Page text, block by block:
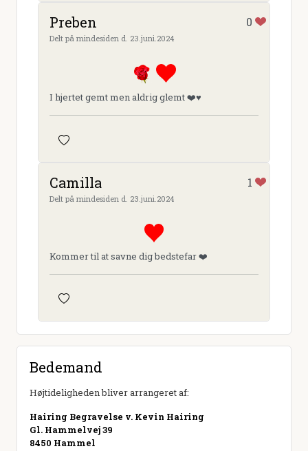
Preben 0
Delt på mindesiden d. 23.juni.2024
I hjertet gemt men aldrig glemt ❤️♥️
Camilla 1
Delt på mindesiden d. 23.juni.2024
Kommer til at savne dig bedstefar ❤️
Bedemand
Højtideligheden bliver arrangeret af:
Hairing Begravelse v. Kevin Hairing
Gl. Hammelvej 39
8450 Hammel